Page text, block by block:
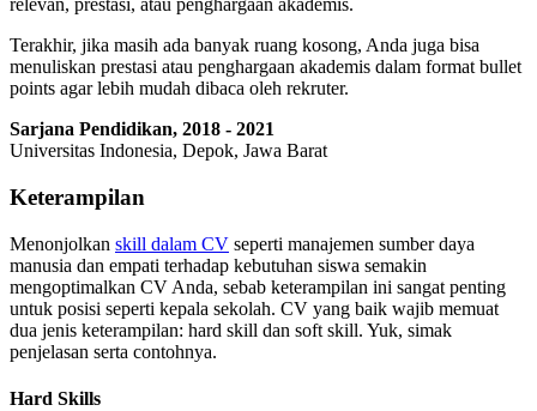
relevan, prestasi, atau penghargaan akademis.
Terakhir, jika masih ada banyak ruang kosong, Anda juga bisa
menuliskan prestasi atau penghargaan akademis dalam format bullet
points agar lebih mudah dibaca oleh rekruter.
Sarjana Pendidikan, 2018 - 2021
Universitas Indonesia, Depok, Jawa Barat
Keterampilan
Menonjolkan skill dalam CV seperti manajemen sumber daya
manusia dan empati terhadap kebutuhan siswa semakin
mengoptimalkan CV Anda, sebab keterampilan ini sangat penting
untuk posisi seperti kepala sekolah. CV yang baik wajib memuat
dua jenis keterampilan: hard skill dan soft skill. Yuk, simak
penjelasan serta contohnya.
Hard Skills